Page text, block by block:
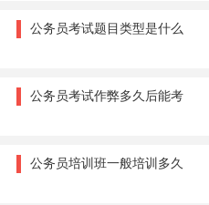
公务员考试题目类型是什么
公务员考试作弊多久后能考
公务员培训班一般培训多久